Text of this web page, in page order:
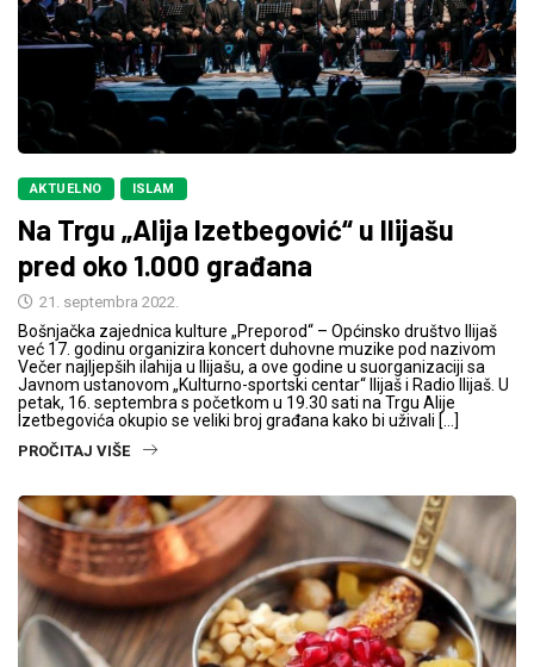
AKTUELNO ISLAM
Na Trgu „Alija Izetbegović“ u Ilijašu
pred oko 1.000 građana
21. septembra 2022.
Bošnjačka zajednica kulture „Preporod“ – Općinsko društvo Ilijaš
već 17. godinu organizira koncert duhovne muzike pod nazivom
Večer najljepših ilahija u Ilijašu, a ove godine u suorganizaciji sa
Javnom ustanovom „Kulturno-sportski centar“ Ilijaš i Radio Ilijaš. U
petak, 16. septembra s početkom u 19.30 sati na Trgu Alije
Izetbegovića okupio se veliki broj građana kako bi uživali […]
PROČITAJ VIŠE